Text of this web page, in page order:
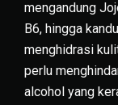
mengandung
B6, hingga
menghidrasi
perlu
alcohol yang